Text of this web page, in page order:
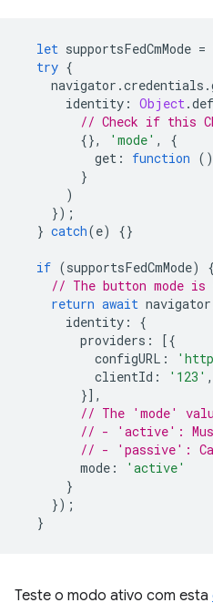
let supportsFedCmMode =
try {
navigator .credentials .
identity : Object .
// Check if this
{},
'mode' ,
{
get : function ()
}
)
});
} catch(e) {}
if (supportsFedCmMode)
{
// The button mode
return await navigator
identity :
{
providers :
[{
configURL :
clientId : '123' ,
}],
// The 'mode'
// - 'active':
// - 'passive':
mode :
'active'
}
});
}
Teste o modo ativo com esta